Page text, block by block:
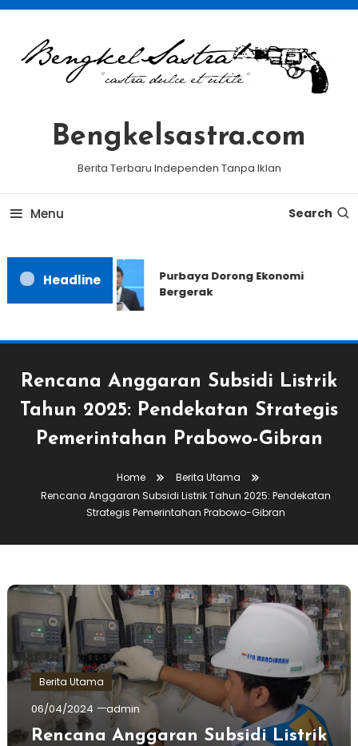
Skip
Content
Bengkelsastra.com
Berita Terbaru Independen Tanpa Iklan
Menu Search
Headline
Purbaya Dorong Ekonomi
Bergerak
Rencana Anggaran Subsidi Listrik
Tahun 2025: Pendekatan Strategis
Pemerintahan Prabowo-Gibran
Home
Berita Utama
Rencana Anggaran Subsidi Listrik Tahun 2025: Pendekatan
Strategis Pemerintahan Prabowo-Gibran
Berita Utama
06/04/2024 admin
Rencana Anggaran Subsidi Listrik